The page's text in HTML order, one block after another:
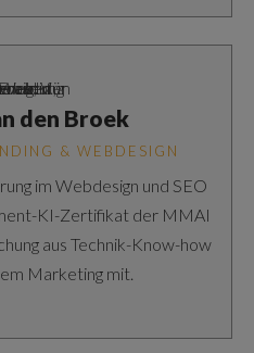
den Broek
& WEBDESIGN
im Webdesign und SEO
KI-Zertifikat der MMAI
aus Technik-Know-how
Marketing mit.